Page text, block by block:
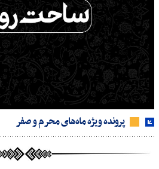
پرونده ویژه ماه‌های محرم و صفر